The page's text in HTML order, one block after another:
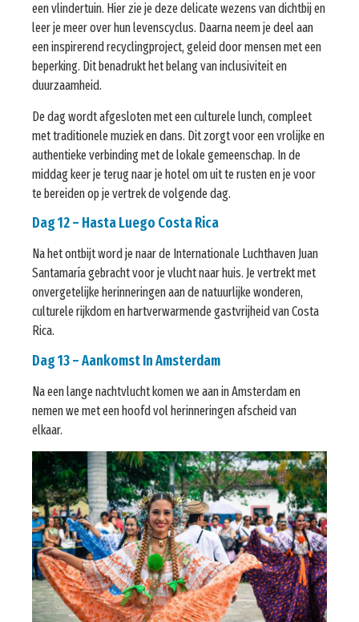
een vlindertuin. Hier zie je deze delicate wezens van dichtbij en
leer je meer over hun levenscyclus. Daarna neem je deel aan
een inspirerend recyclingproject, geleid door mensen met een
beperking. Dit benadrukt het belang van inclusiviteit en
duurzaamheid.
De dag wordt afgesloten met een culturele lunch, compleet
met traditionele muziek en dans. Dit zorgt voor een vrolijke en
authentieke verbinding met de lokale gemeenschap. In de
middag keer je terug naar je hotel om uit te rusten en je voor
te bereiden op je vertrek de volgende dag.
Dag 12 – Hasta Luego Costa Rica
Na het ontbijt word je naar de Internationale Luchthaven Juan
Santamaría gebracht voor je vlucht naar huis. Je vertrekt met
onvergetelijke herinneringen aan de natuurlijke wonderen,
culturele rijkdom en hartverwarmende gastvrijheid van Costa
Rica.
Dag 13 – Aankomst In Amsterdam
Na een lange nachtvlucht komen we aan in Amsterdam en
nemen we met een hoofd vol herinneringen afscheid van
elkaar.